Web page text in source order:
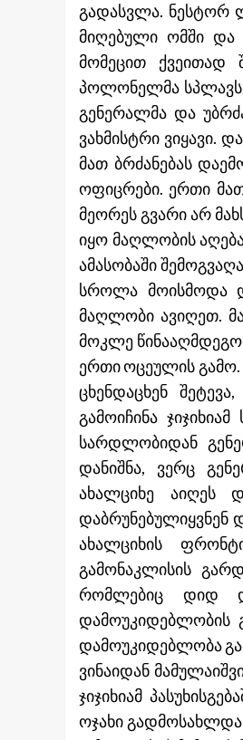
გადასვლა. ნესტორ
მიღებული ომში და
მომეცით ქვეითად
პოლონელმა
გენერალმა და
ვახმისტრი ვიყავი.
მათ ბრძანებას
ოფიცრები. ერთი
მეორეს გვარი არ
იყო მაღლობის
ამასობაში
სროლა მოისმოდა
მაღლობი ავიღეთ.
მოკლე
ერთი ოცეულის გამო.
ცხენდაცხენ
გამოიჩინა
სარდლობიდან
დანიშნა, ვერც
ახალციხე აიღეს
დაბრუნებულიყვნენ
ახალციხის
გამონაკლისის
რომლებიც დიდ
დამოუკიდებლობის
დამოუკიდებლობა
ვინაიდან
ჯიჯიხიამ
ოჯახი